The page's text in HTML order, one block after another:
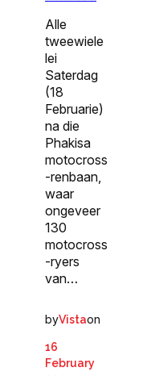
Alle
tweewiele
lei
Saterdag
(18
Februarie)
na die
Phakisa
motocross
-renbaan,
waar
ongeveer
130
motocross
-ryers
van…
byVistaon
16
February